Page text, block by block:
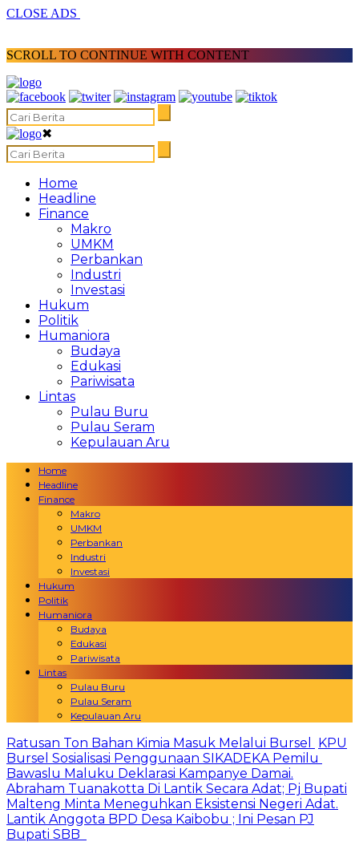
CLOSE ADS
SCROLL TO CONTINUE WITH CONTENT
✖
Home
Headline
Finance
Makro
UMKM
Perbankan
Industri
Investasi
Hukum
Politik
Humaniora
Budaya
Edukasi
Pariwisata
Lintas
Pulau Buru
Pulau Seram
Kepulauan Aru
Home
Headline
Finance
Makro
UMKM
Perbankan
Industri
Investasi
Hukum
Politik
Humaniora
Budaya
Edukasi
Pariwisata
Lintas
Pulau Buru
Pulau Seram
Kepulauan Aru
Ratusan Ton Bahan Kimia Masuk Melalui Bursel
KPU
Bursel Sosialisasi Penggunaan SIKADEKA Pemilu
Bawaslu Maluku Deklarasi Kampanye Damai.
Abraham Tuanakotta Di Lantik Secara Adat; Pj Bupati
Malteng Minta Meneguhkan Eksistensi Negeri Adat.
Lantik Anggota BPD Desa Kaibobu ; Ini Pesan PJ
Bupati SBB